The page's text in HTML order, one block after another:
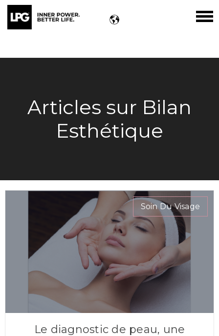
Articles sur Bilan
Esthétique
Soin Du Visage
Le diagnostic de peau, une